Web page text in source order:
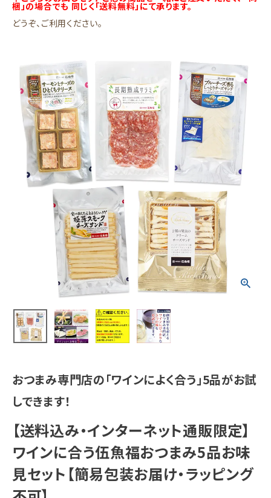
梱」の場合でも 同じく「送料無料」にて承ります。
どうぞ、ご利用ください。
おつまみ専門店の「ワインによく合う」5品がお試
しできます！
【送料込み・インターネット通販限定】
ワインに合う伍魚福おつまみ5品お味
見セット【簡易包装お届け・ラッピング